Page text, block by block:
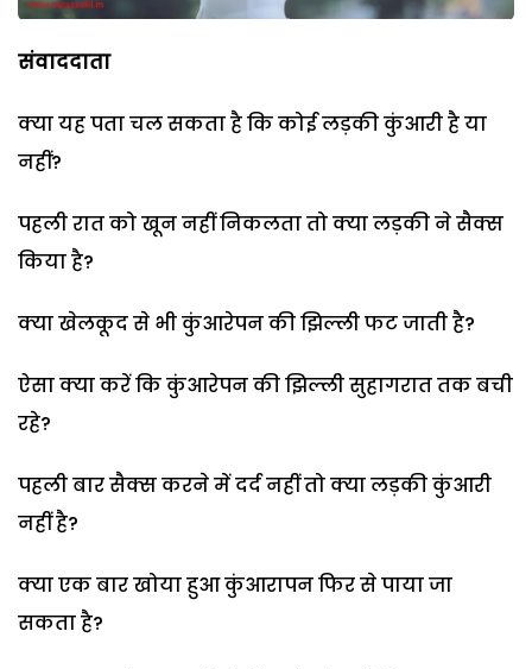
संवाददाता
क्या यह पता चल सकता है कि कोई लड़की कुंआरी है या
नहीं?
पहली रात को खून नहीं निकलता तो क्या लड़की ने सैक्स
किया है?
क्या खेलकूद से भी कुंआरेपन की झिल्ली फट जाती है?
ऐसा क्या करें कि कुंआरेपन की झिल्ली सुहागरात तक बची
रहे?
पहली बार सैक्स करने में दर्द नहीं तो क्या लड़की कुंआरी
नहीं है?
क्या एक बार खोया हुआ कुंआरापन फिर से पाया जा
सकता है?